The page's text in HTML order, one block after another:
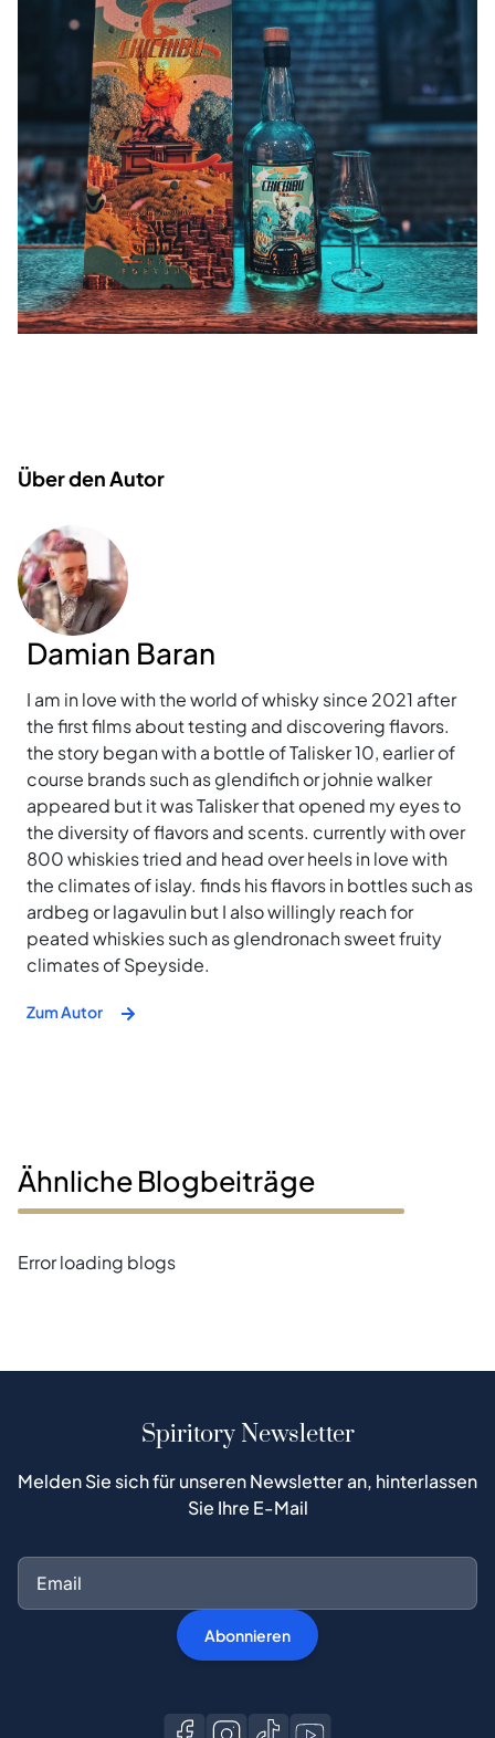
Über den Autor
Damian Baran
I am in love with the world of whisky since 2021 after
the first films about testing and discovering flavors.
the story began with a bottle of Talisker 10, earlier of
course brands such as glendifich or johnie walker
appeared but it was Talisker that opened my eyes to
the diversity of flavors and scents. currently with over
800 whiskies tried and head over heels in love with
the climates of islay. finds his flavors in bottles such as
ardbeg or lagavulin but I also willingly reach for
peated whiskies such as glendronach sweet fruity
climates of Speyside.
Zum Autor
Ähnliche Blogbeiträge
Error loading blogs
Spiritory Newsletter
Melden Sie sich für unseren Newsletter an, hinterlassen
Sie Ihre E-Mail
Abonnieren